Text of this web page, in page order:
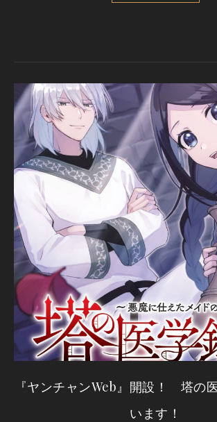
『ヤンチャンWeb』開設！ 塔の
います！